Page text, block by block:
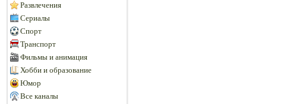
Развлечения
Сериалы
Спорт
Транспорт
Фильмы и анимация
Хобби и образование
Юмор
Все каналы